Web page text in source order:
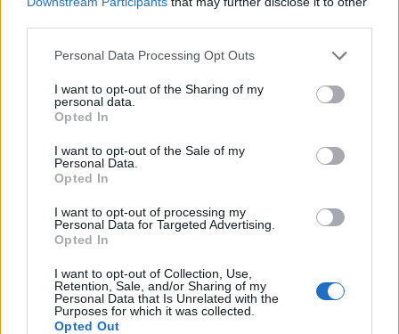
Personal Data Processing Opt Outs
I want to opt-out of the Sharing of my
personal data.
Opted In
I want to opt-out of the Sale of my
Personal Data.
Opted In
I want to opt-out of processing my
Personal Data for Targeted Advertising.
Opted In
I want to opt-out of Collection, Use,
Retention, Sale, and/or Sharing of my
Personal Data that Is Unrelated with the
Purposes for which it was collected.
Opted Out